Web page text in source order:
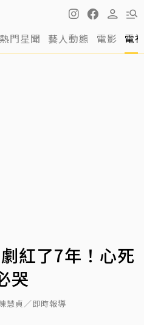
熱門星聞 藝人動態 電影 電
紅了7年！心死
哭
慧貞／即時報導